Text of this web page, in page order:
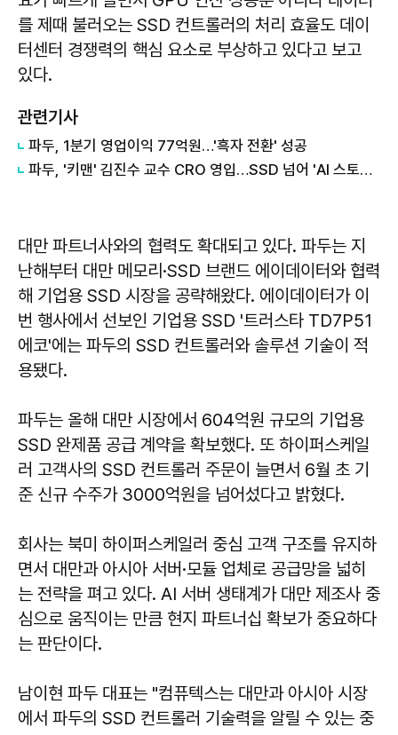
를 제때 불러오는 SSD 컨트롤러의 처리 효율도 데이
터센터 경쟁력의 핵심 요소로 부상하고 있다고 보고
있다.
관련기사
파두, 1분기 영업이익 77억원…'흑자 전환' 성공
파두, '키맨' 김진수 교수 CRO 영입…SSD 넘어 'AI 스토리지 시스템'으로 도약 노린다
대만 파트너사와의 협력도 확대되고 있다. 파두는 지
난해부터 대만 메모리·SSD 브랜드 에이데이터와 협력
해 기업용 SSD 시장을 공략해왔다. 에이데이터가 이
번 행사에서 선보인 기업용 SSD '트러스타 TD7P51
에코'에는 파두의 SSD 컨트롤러와 솔루션 기술이 적
용됐다.
파두는 올해 대만 시장에서 604억원 규모의 기업용
SSD 완제품 공급 계약을 확보했다. 또 하이퍼스케일
러 고객사의 SSD 컨트롤러 주문이 늘면서 6월 초 기
준 신규 수주가 3000억원을 넘어섰다고 밝혔다.
회사는 북미 하이퍼스케일러 중심 고객 구조를 유지하
면서 대만과 아시아 서버·모듈 업체로 공급망을 넓히
는 전략을 펴고 있다. AI 서버 생태계가 대만 제조사 중
심으로 움직이는 만큼 현지 파트너십 확보가 중요하다
는 판단이다.
남이현 파두 대표는 "컴퓨텍스는 대만과 아시아 시장
에서 파두의 SSD 컨트롤러 기술력을 알릴 수 있는 중